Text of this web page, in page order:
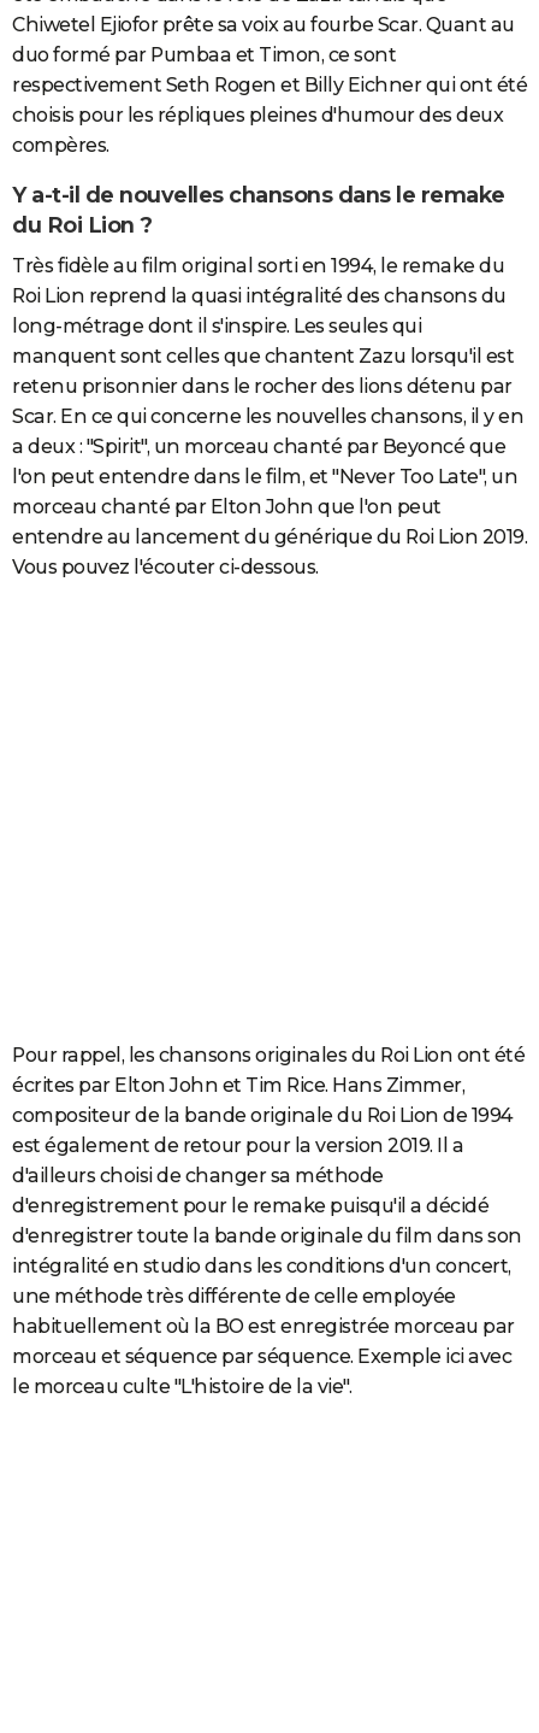
Chiwetel Ejiofor prête sa voix au fourbe Scar. Quant au
duo formé par Pumbaa et Timon, ce sont
respectivement Seth Rogen et Billy Eichner qui ont été
choisis pour les répliques pleines d'humour des deux
compères.
Y a-t-il de nouvelles chansons dans le remake
du Roi Lion ?
Très fidèle au film original sorti en 1994, le remake du
Roi Lion reprend la quasi intégralité des chansons du
long-métrage dont il s'inspire. Les seules qui
manquent sont celles que chantent Zazu lorsqu'il est
retenu prisonnier dans le rocher des lions détenu par
Scar. En ce qui concerne les nouvelles chansons, il y en
a deux : "Spirit", un morceau chanté par Beyoncé que
l'on peut entendre dans le film, et "Never Too Late", un
morceau chanté par Elton John que l'on peut
entendre au lancement du générique du Roi Lion 2019.
Vous pouvez l'écouter ci-dessous.
Pour rappel, les chansons originales du Roi Lion ont été
écrites par Elton John et Tim Rice. Hans Zimmer,
compositeur de la bande originale du Roi Lion de 1994
est également de retour pour la version 2019. Il a
d'ailleurs choisi de changer sa méthode
d'enregistrement pour le remake puisqu'il a décidé
d'enregistrer toute la bande originale du film dans son
intégralité en studio dans les conditions d'un concert,
une méthode très différente de celle employée
habituellement où la BO est enregistrée morceau par
morceau et séquence par séquence. Exemple ici avec
le morceau culte "L'histoire de la vie".